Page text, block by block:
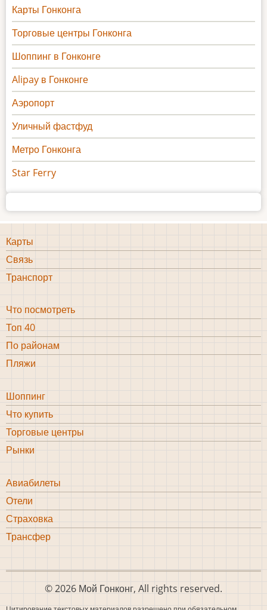
Карты Гонконга
Торговые центры Гонконга
Шоппинг в Гонконге
Alipay в Гонконге
Аэропорт
Уличный фастфуд
Метро Гонконга
Star Ferry
Информация
1
Карты
Связь
Транспорт
Что
посмотреть
bottom
Что посмотреть
Топ 40
По районам
Пляжи
Шоппинг
bottom
Шоппинг
Что купить
Торговые центры
Рынки
bottom
4
Авиабилеты
Отели
Страховка
Трансфер
© 2026 Мой Гонконг, All rights reserved.